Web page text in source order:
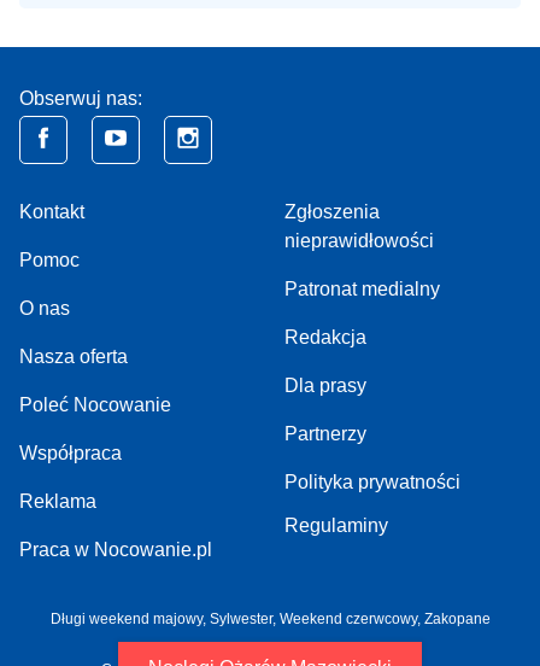
Obserwuj nas:
Kontakt
Pomoc
O nas
Nasza oferta
Poleć Nocowanie
Współpraca
Reklama
Praca w Nocowanie.pl
Zgłoszenia
nieprawidłowości
Patronat medialny
Redakcja
Dla prasy
Partnerzy
Polityka prywatności
Regulaminy
Długi weekend majowy, Sylwester, Weekend czerwcowy, Zakopane